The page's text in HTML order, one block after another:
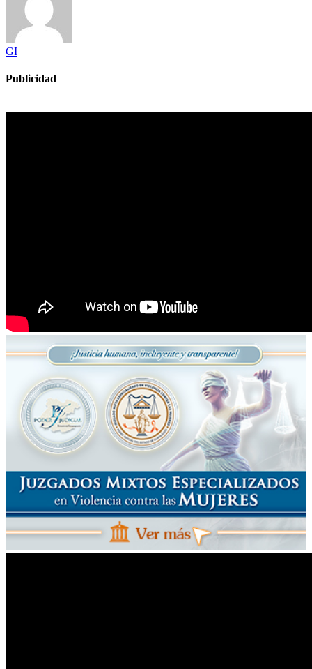
GI
Publicidad